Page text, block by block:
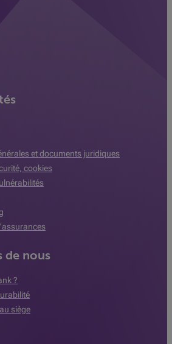
et documents juridiques
cookies
de nous
?
siège